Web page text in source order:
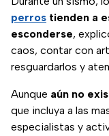
perros tienden a
esconderse,
caos, contar con
resguardarlos y
Aunque aún no
que incluya a las
especialistas y